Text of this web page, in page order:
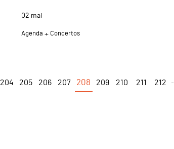
02 mai
Agenda Concertos
204 205 206 207 208 209 210 211 212